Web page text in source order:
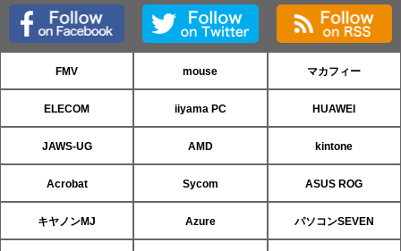
FMV mouse マカフィー
ELECOM iiyama PC HUAWEI
JAWS-UG AMD kintone
Acrobat Sycom ASUS ROG
キヤノンMJ Azure パソコンSEVEN